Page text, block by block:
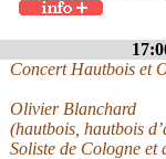
Concert Hautbois et
Olivier Blanchard
(hautbois, hautbois
Soliste de Cologne et